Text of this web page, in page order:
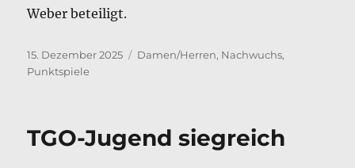
Weber beteiligt.
Veröffentlicht
am
15. Dezember 2025 Kategorien
Damen/Herren, Nachwuchs,
Punktspiele
TGO-Jugend siegreich